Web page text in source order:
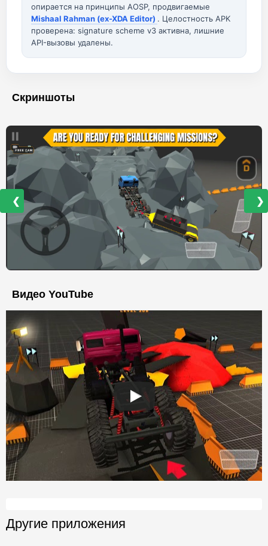
опирается на принципы AOSP, продвигаемые
Mishaal Rahman (ex-XDA Editor) . Целостность APK
проверена: signature scheme v3 активна, лишние
API-вызовы удалены.
Скриншоты
❮ ❯
Видео YouTube
Другие приложения